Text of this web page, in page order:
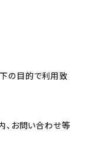
下の目的で利用致
、お問い合わせ等